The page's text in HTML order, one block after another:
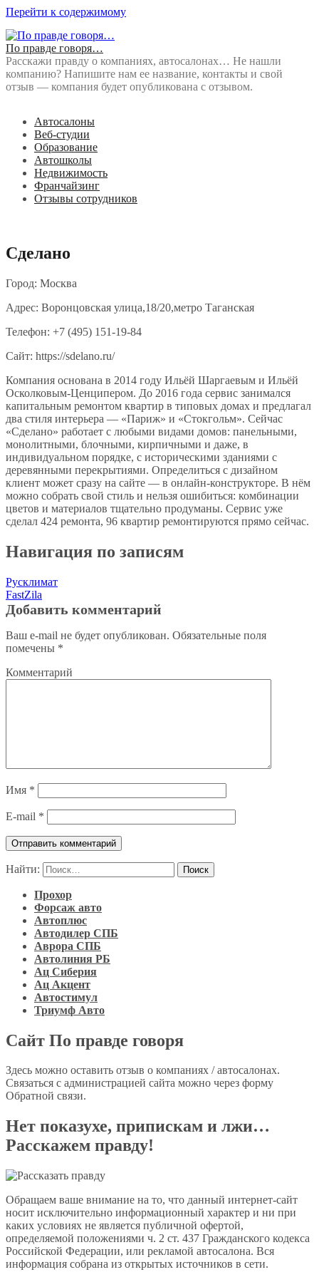
Перейти к содержимому
По правде говоря…
Расскажи правду о компаниях, автосалонах… Не нашли
компанию? Напишите нам ее название, контакты и свой
отзыв — компания будет опубликована с отзывом.
Автосалоны
Веб-студии
Образование
Автошколы
Недвижимость
Франчайзинг
Отзывы сотрудников
Сделано
Город: Москва
Адрес: Воронцовская улица,18/20,метро Таганская
Телефон: +7 (495) 151-19-84
Сайт: https://sdelano.ru/
Компания основана в 2014 году Ильёй Шаргаевым и Ильёй
Осколковым-Ценципером. До 2016 года сервис занимался
капитальным ремонтом квартир в типовых домах и предлагал
два стиля интерьера — «Париж» и «Стокгольм». Сейчас
«Сделано» работает с любыми видами домов: панельными,
монолитными, блочными, кирпичными и даже, в
индивидуальном порядке, с историческими зданиями с
деревянными перекрытиями. Определиться с дизайном
клиент может сразу на сайте — в онлайн-конструкторе. В нём
можно собрать свой стиль и нельзя ошибиться: комбинации
цветов и материалов тщательно продуманы. Сервис уже
сделал 424 ремонта, 96 квартир ремонтируются прямо сейчас.
Навигация по записям
Русклимат
FastZila
Добавить комментарий
Ваш e-mail не будет опубликован. Обязательные поля
помечены *
Комментарий
Имя *
E-mail *
Найти:
Прохор
Форсаж авто
Автоплюс
Автодилер СПБ
Аврора СПБ
Автолиния РБ
Ац Сиберия
Ац Акцент
Автостимул
Триумф Авто
Сайт По правде говоря
Здесь можно оставить отзыв о компаниях / автосалонах.
Связаться с администрацией сайта можно через форму
Обратной связи.
Нет показухе, припискам и лжи…
Расскажем правду!
Обращаем ваше внимание на то, что данный интернет-сайт
носит исключительно информационный характер и ни при
каких условиях не является публичной офертой,
определяемой положениями ч. 2 ст. 437 Гражданского кодекса
Российской Федерации, или рекламой автосалона. Вся
информация собрана из открытых источников в сети.